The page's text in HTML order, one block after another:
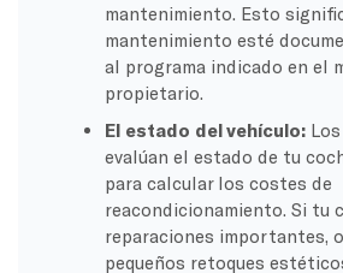
mantenimiento. Esto
mantenimiento esté
al programa indicado en el
propietario.
El estado del vehículo:
evalúan el estado de tu
para calcular los costes de
reacondicionamiento. Si tu
reparaciones importantes,
pequeños retoques